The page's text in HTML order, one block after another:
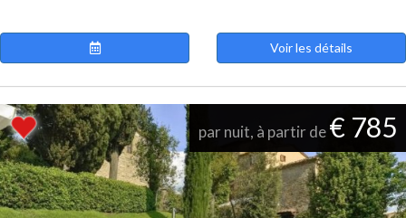
Voir les détails
par nuit, à partir de€ 785